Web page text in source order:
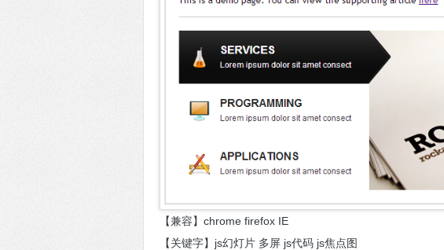
【兼容】chrome firefox IE
【关键字】js幻灯片 多屏 js代码 js焦点图